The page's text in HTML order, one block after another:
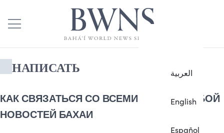
العربية
English
Español
НАПИСАТЬ
КАК СВЯЗАТЬСЯ СО ВСЕМИРНОЙ СЛУЖБОЙ
НОВОСТЕЙ БАХАИ